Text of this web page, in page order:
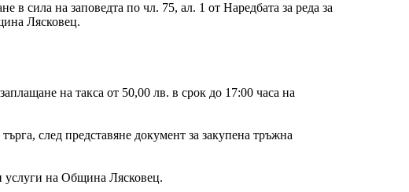
в сила на заповедта по чл. 75, ал. 1 от Наредбата за реда за
Лясковец.
на такса от 50,00 лв. в срок до 17:00 часа на
след представяне документ за закупена тръжна
услуги на Община Лясковец.